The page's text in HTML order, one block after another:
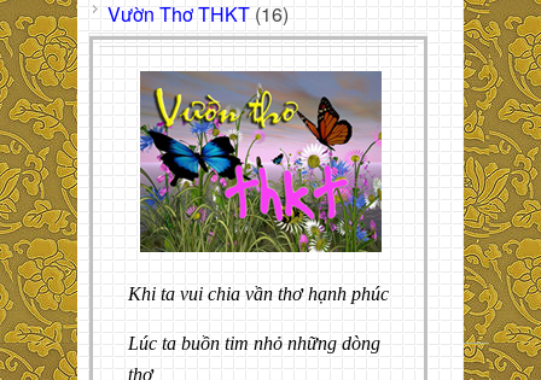
Vườn Thơ THKT (16)
Khi ta vui chia vần thơ hạnh phúc
Lúc ta buồn tim nhỏ những dòng
thơ